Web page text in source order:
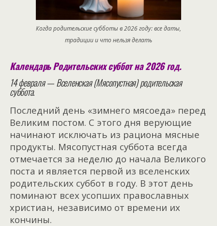
Когда родительские субботы в 2026 году: все даты,
традиции и что нельзя делать
Календарь Родительских суббот на 2026 год.
14 февраля — Вселенская (Мясопустная) родительская
суббота.
Последний день «зимнего мясоеда» перед
Великим постом. С этого дня верующие
начинают исключать из рациона мясные
продукты. Мясопустная суббота всегда
отмечается за неделю до начала Великого
поста и является первой из вселенских
родительских суббот в году. В этот день
поминают всех усопших православных
христиан, независимо от времени их
кончины.